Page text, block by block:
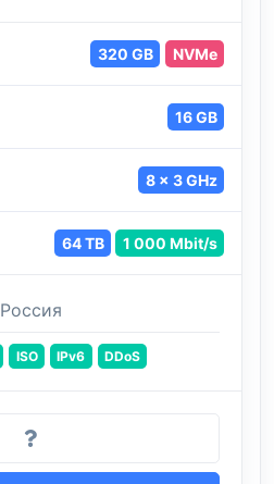
320 GB NVMe
16 GB
8 x 3 GHz
64 TB 1 000 Mbit/s
Россия
ISO IPv6 DDoS